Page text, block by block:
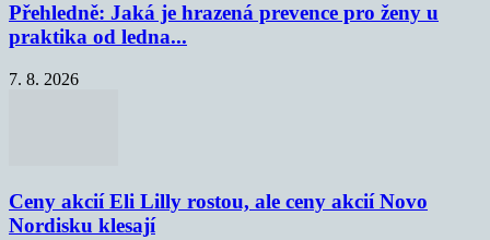
Přehledně: Jaká je hrazená prevence pro ženy u
praktika od ledna...
7. 8. 2026
Ceny akcií Eli Lilly rostou, ale ceny akcií Novo
Nordisku klesají